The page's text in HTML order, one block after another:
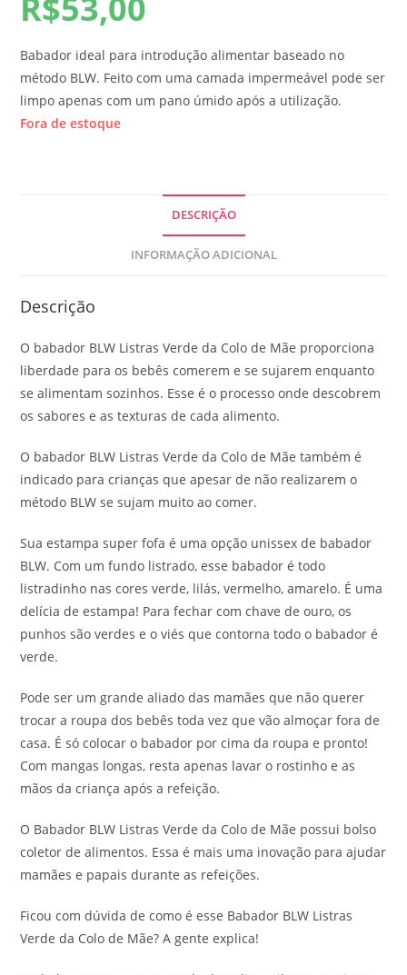
Babador ideal para introdução alimentar baseado no
método BLW. Feito com uma camada impermeável pode ser
limpo apenas com um pano úmido após a utilização.
Fora de estoque
DESCRIÇÃO
INFORMAÇÃO ADICIONAL
Descrição
O babador BLW Listras Verde da Colo de Mãe proporciona
liberdade para os bebês comerem e se sujarem enquanto
se alimentam sozinhos. Esse é o processo onde descobrem
os sabores e as texturas de cada alimento.
O babador BLW Listras Verde da Colo de Mãe também é
indicado para crianças que apesar de não realizarem o
método BLW se sujam muito ao comer.
Sua estampa super fofa é uma opção unissex de babador
BLW. Com um fundo listrado, esse babador é todo
listradinho nas cores verde, lilás, vermelho, amarelo. É uma
delícia de estampa! Para fechar com chave de ouro, os
punhos são verdes e o viés que contorna todo o babador é
verde.
Pode ser um grande aliado das mamães que não querer
trocar a roupa dos bebês toda vez que vão almoçar fora de
casa. É só colocar o babador por cima da roupa e pronto!
Com mangas longas, resta apenas lavar o rostinho e as
mãos da criança após a refeição.
O Babador BLW Listras Verde da Colo de Mãe possui bolso
coletor de alimentos. Essa é mais uma inovação para ajudar
mamães e papais durante as refeições.
Ficou com dúvida de como é esse Babador BLW Listras
Verde da Colo de Mãe? A gente explica!